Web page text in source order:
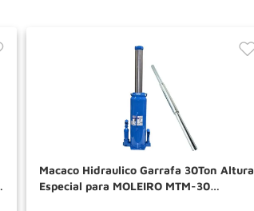
Macaco Hidraulico Garrafa 30Ton Altura
Especial para MOLEIRO MTM-30